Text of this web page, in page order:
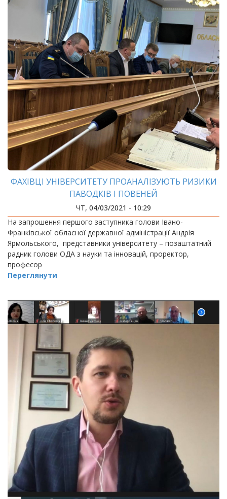
ФАХІВЦІ УНІВЕРСИТЕТУ ПРОАНАЛІЗУЮТЬ РИЗИКИ
ПАВОДКІВ І ПОВЕНЕЙ
ЧТ, 04/03/2021 - 10:29
На запрошення першого заступника голови Івано-
Франківської обласної державної адміністрації Андрія
Ярмольського, представники університету – позаштатний
радник голови ОДА з науки та інновацій, проректор,
професор
Переглянути